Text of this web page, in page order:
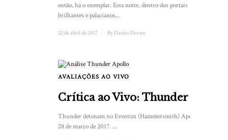
então, há o exemplar. Esta noite, dentro dos portais
brilhantes e palacianos...
22 de abril de 2017 By Darius Drewe
AVALIAÇÕES AO VIVO
Crítica ao Vivo: Thunder
Thunder detonam no Eventim (Hammersmith) Apollo em
28 de março de 2017. ...